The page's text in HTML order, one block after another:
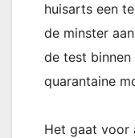
huisarts een
de minster
de test binnen
quarantaine
Het gaat voor